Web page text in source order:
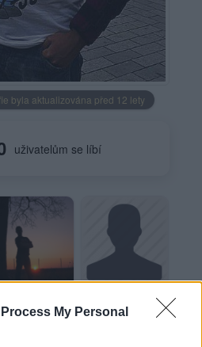
My Personal
byla aktualizována před 12 lety
uživatelům se líbí